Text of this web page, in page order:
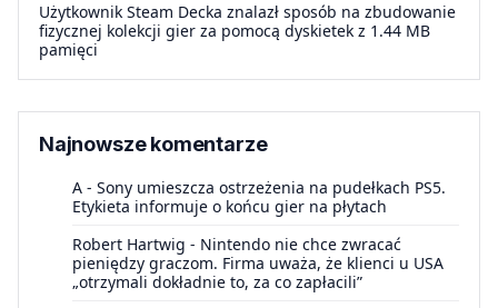
Użytkownik Steam Decka znalazł sposób na zbudowanie
fizycznej kolekcji gier za pomocą dyskietek z 1.44 MB
pamięci
Najnowsze komentarze
A - Sony umieszcza ostrzeżenia na pudełkach PS5.
Etykieta informuje o końcu gier na płytach
Robert Hartwig - Nintendo nie chce zwracać
pieniędzy graczom. Firma uważa, że klienci u USA
„otrzymali dokładnie to, za co zapłacili”